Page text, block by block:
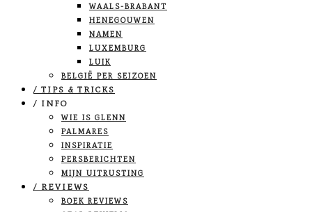
WAALS-BRABANT
HENEGOUWEN
NAMEN
LUXEMBURG
LUIK
BELGIË PER SEIZOEN
/ TIPS & TRICKS
/ INFO
WIE IS GLENN
PALMARES
INSPIRATIE
PERSBERICHTEN
MIJN UITRUSTING
/ REVIEWS
BOEK REVIEWS